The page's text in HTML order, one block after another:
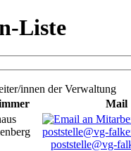
Liste
innen der Verwaltung
Mail
poststelle@vg-